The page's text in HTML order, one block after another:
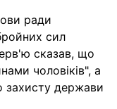
ради
сил
сказав, що
чоловіків", а
захисту держави